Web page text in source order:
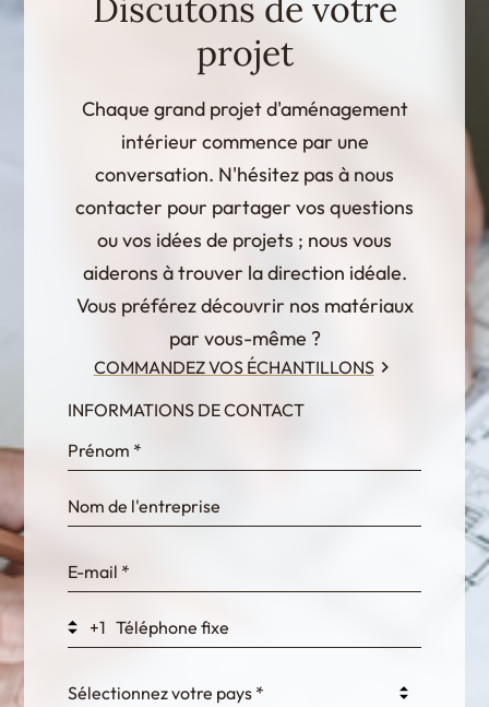
Discutons de votre
projet
Chaque grand projet d'aménagement
intérieur commence par une
conversation. N'hésitez pas à nous
contacter pour partager vos questions
ou vos idées de projets ; nous vous
aiderons à trouver la direction idéale.
Vous préférez découvrir nos matériaux
par vous-même ?
COMMANDEZ VOS ÉCHANTILLONS
InternalFormDataPassing
bn1q0rrvUn2bmwl
WEK7sP7DXp5OiEV
INFORMATIONS DE CONTACT
+1
Sélectionnez votre pays *